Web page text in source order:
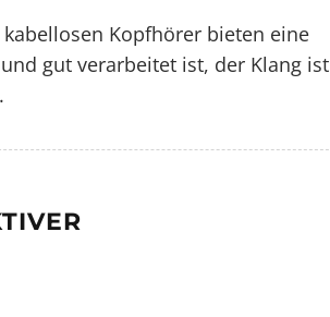
Kopfhörer bieten eine
gut verarbeitet ist, der Klang ist